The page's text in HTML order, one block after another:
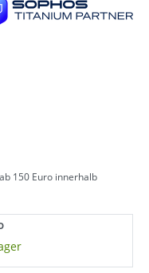
150 Euro innerhalb